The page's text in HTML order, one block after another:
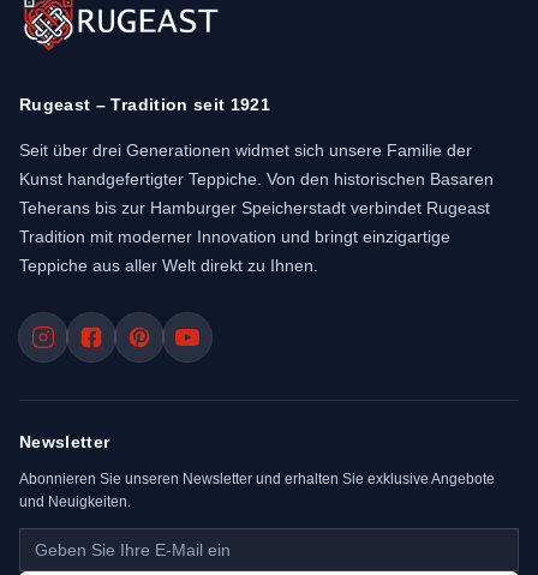
Rugeast – Tradition seit 1921
Seit über drei Generationen widmet sich unsere Familie der
Kunst handgefertigter Teppiche. Von den historischen Basaren
Teherans bis zur Hamburger Speicherstadt verbindet Rugeast
Tradition mit moderner Innovation und bringt einzigartige
Teppiche aus aller Welt direkt zu Ihnen.
Newsletter
Abonnieren Sie unseren Newsletter und erhalten Sie exklusive Angebote
und Neuigkeiten.